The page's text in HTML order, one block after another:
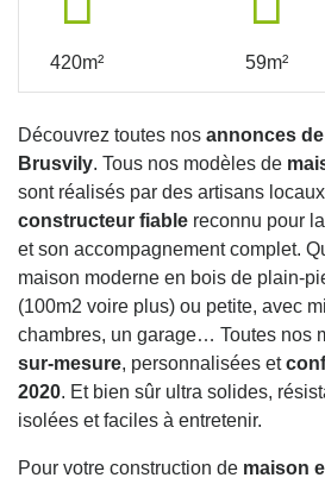
420m² 59m²
Découvrez toutes nos annonces
Brusvily. Tous nos modèles de
sont réalisés par des artisans
constructeur fiable reconnu pour la
et son accompagnement complet.
maison moderne en bois de plain-
(100m2 voire plus) ou petite, avec
chambres, un garage… Toutes nos
sur-mesure, personnalisées et
2020. Et bien sûr ultra solides,
isolées et faciles à entretenir.
Pour votre construction de maison